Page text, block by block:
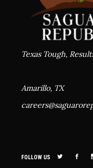
Texas Tough,
Amarillo, TX
careers@
FOLLOW US